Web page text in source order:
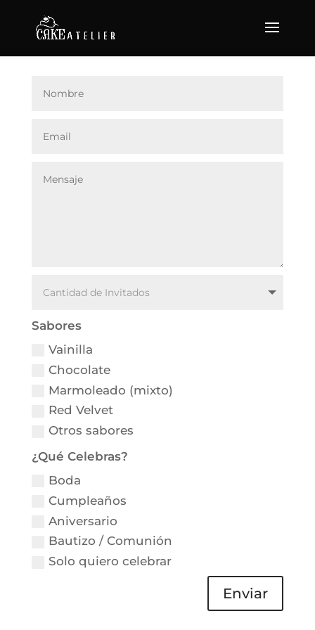
Sabores
Vainilla
Chocolate
Marmoleado (mixto)
Red Velvet
Otros sabores
¿Qué Celebras?
Boda
Cumpleaños
Aniversario
Bautizo / Comunión
Solo quiero celebrar
Enviar